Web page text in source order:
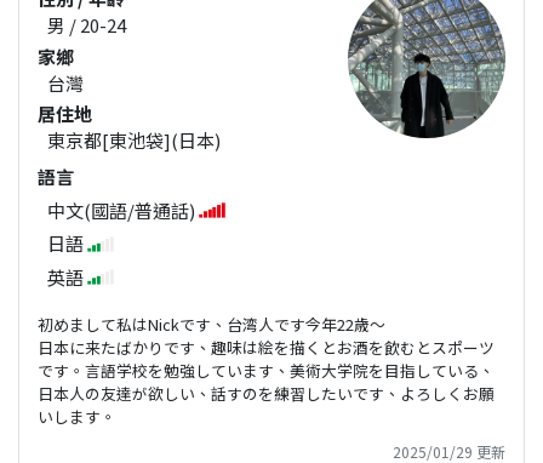
男 / 20-24
家鄉
台灣
居住地
東京都[東池袋](日本)
語言
中文(國語/普通話)
日語
英語
初めまして私はNickです、台湾人です今年22歳～
日本に来たばかりです、趣味は絵を描くとお酒を飲むとスポーツ
です。言語学校を勉強しています、美術大学院を目指している、
日本人の友達が欲しい、話すのを練習したいです、よろしくお願
いします。
2025/01/29 更新